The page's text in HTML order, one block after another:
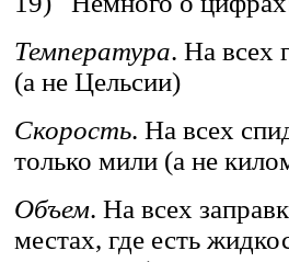
Температура. На всех
(а не Цельсии)
Скорость. На всех
только мили (а не
Объем. На всех
местах, где есть